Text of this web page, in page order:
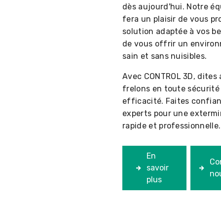
dès aujourd'hui. Notre
fera un plaisir de vous
solution adaptée à vos
de vous offrir un
sain et sans nuisibles.
Avec CONTROL 3D,
frelons en toute
efficacité. Faites
experts pour une
rapide et professionnelle.
En
savoir
plus